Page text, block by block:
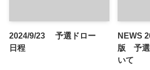
2024/9/23 予選ドロー
日程
NEWS
版 予
いて